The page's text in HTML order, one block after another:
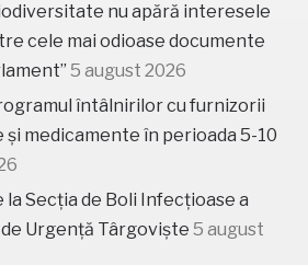
nu apără interesele
cele mai odioase documente
5 august 2026
întâlnirilor cu furnizorii
și medicamente în perioada 5-10
Secția de Boli Infecțioase a
Urgență Târgoviște 5 august